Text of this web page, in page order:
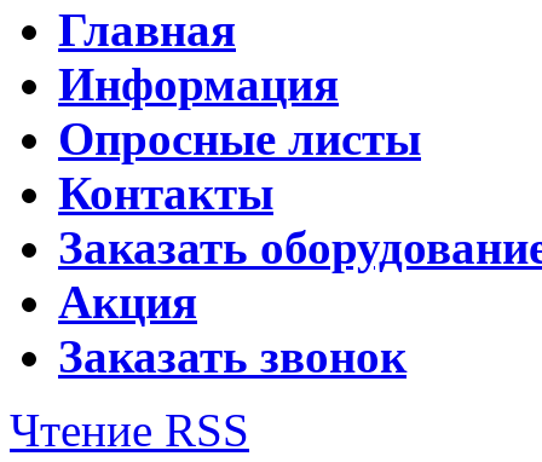
Главная
Информация
Опросные листы
Контакты
Заказать
Акция
Заказать звонок
Чтение RSS